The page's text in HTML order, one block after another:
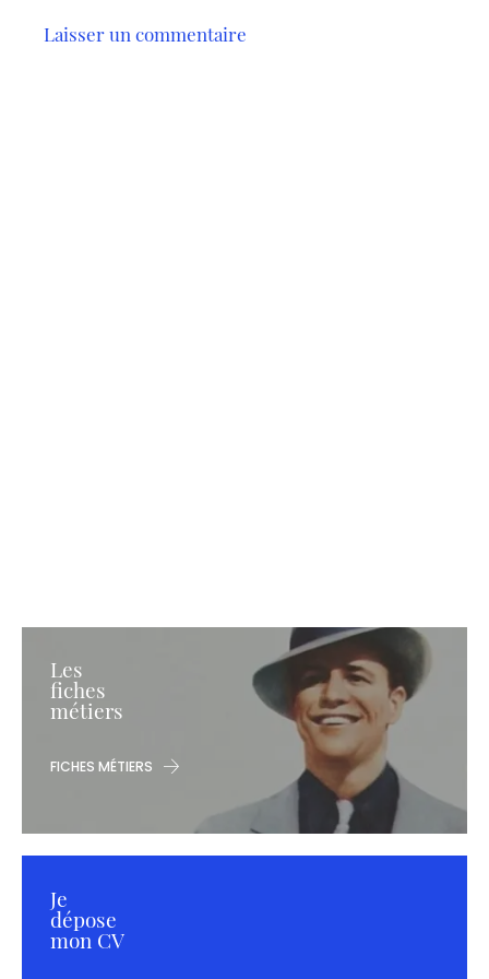
Laisser un commentaire
Les
fiches
métiers
FICHES MÉTIERS
Je
dépose
mon CV